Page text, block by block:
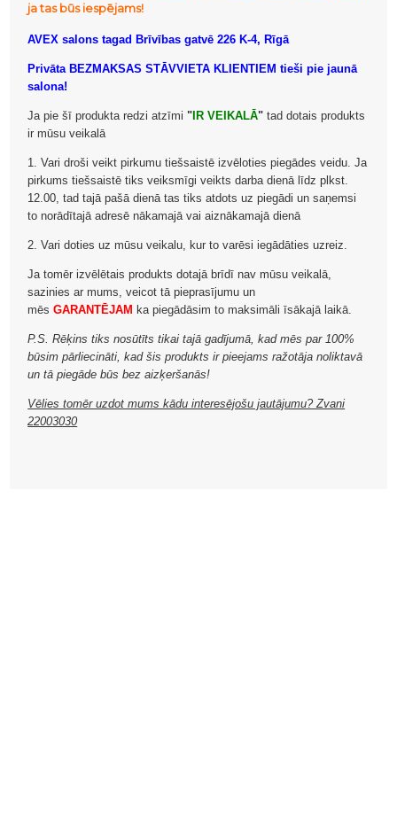
ja tas būs iespējams!
AVEX salons tagad Brīvības gatvē 226 K-4, Rīgā
Privāta BEZMAKSAS STĀVVIETA KLIENTIEM tieši pie jaunā
salona!
Ja pie šī produkta redzi atzīmi " IR VEIKALĀ" tad dotais produkts
ir mūsu veikalā
1. Vari droši veikt pirkumu tiešsaistē izvēloties piegādes veidu. Ja
pirkums tiešsaistē tiks veiksmīgi veikts darba dienā līdz plkst.
12.00, tad tajā pašā dienā tas tiks atdots uz piegādi un saņemsi
to norādītajā adresē nākamajā vai aiznākamajā dienā
2. Vari doties uz mūsu veikalu, kur to varēsi iegādāties uzreiz.
Ja tomēr izvēlētais produkts dotajā brīdī nav mūsu veikalā,
sazinies ar mums, veicot tā pieprasījumu un
mēsGARANTĒJAM ka piegādāsim to maksimāli īsākajā laikā.
P.S. Rēķins tiks nosūtīts tikai tajā gadījumā, kad mēs par 100%
būsim pārliecināti, kad šis produkts ir pieejams ražotāja noliktavā
un tā piegāde būs bez aizķeršanās!
Vēlies tomēr uzdot mums kādu interesējošu jautājumu? Zvani
22003030